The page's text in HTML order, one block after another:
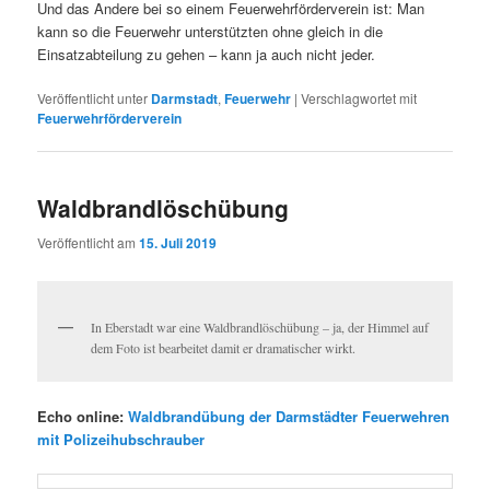
Und das Andere bei so einem Feuerwehrförderverein ist: Man
kann so die Feuerwehr unterstützten ohne gleich in die
Einsatzabteilung zu gehen – kann ja auch nicht jeder.
Veröffentlicht unter Darmstadt,Feuerwehr |Verschlagwortet mit
Feuerwehrförderverein
Waldbrandlöschübung
Veröffentlicht am15. Juli 2019
In Eberstadt war eine Waldbrandlöschübung – ja, der Himmel auf
dem Foto ist bearbeitet damit er dramatischer wirkt.
Echo online:Waldbrandübung der Darmstädter Feuerwehren
mit Polizeihubschrauber